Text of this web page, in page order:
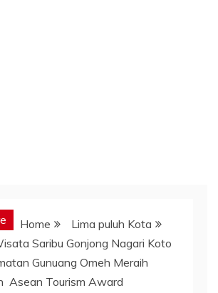
Home
Lima puluh Kota
Saribu Gonjong Nagari Koto
Gunuang Omeh Meraih
Asean Tourism Award